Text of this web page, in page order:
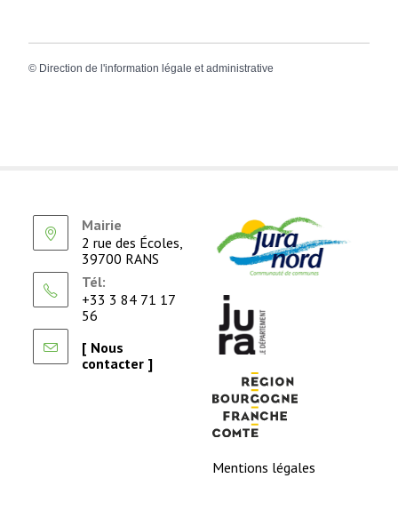
© Direction de l'information légale et administrative
Mairie
2 rue des Écoles,
39700 RANS
Tél:
+33 3 84 71 17
56
[ Nous
contacter ]
Mentions légales